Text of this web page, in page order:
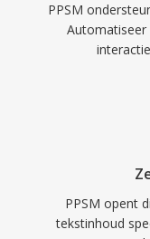
PPSM
PPSM opent
tekstinhoud